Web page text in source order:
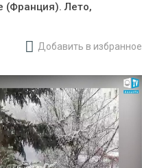
(Франция). Лето,
Добавить в избранное